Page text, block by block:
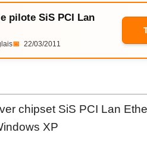
pilote SiS PCI Lan
📅 22/03/2011
chipset SiS PCI Lan
XP